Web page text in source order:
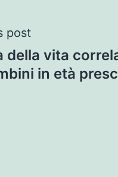
post
della vita
in età